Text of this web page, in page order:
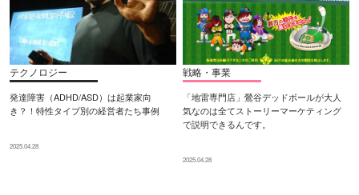
テクノロジー
発達障害（ADHD/ASD）は起業家向
き？！特性タイプ別の経営者たち事例
2025.04.28
戦略・事業
「地雷専門店」鶯谷デッドボールが大人
気なのは全てストーリーマーケティング
で説明できるんです。
2025.04.28